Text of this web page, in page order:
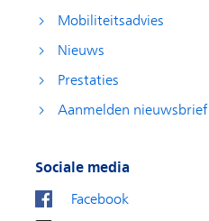
Mobiliteitsadvies
Nieuws
Prestaties
Aanmelden nieuwsbrief
Sociale media
Facebook